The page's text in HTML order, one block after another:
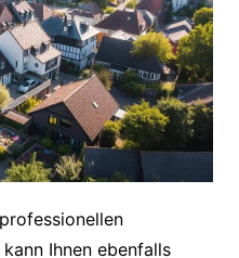
Ihnen ebenfalls